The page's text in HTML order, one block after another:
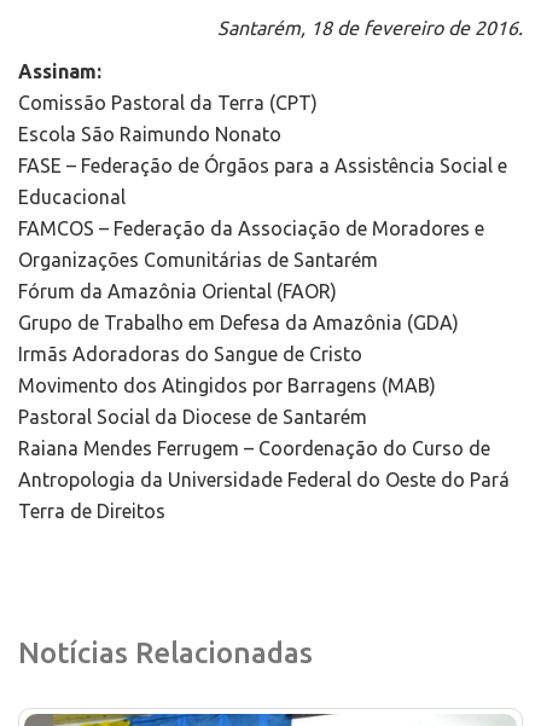
Santarém, 18 de fevereiro de 2016.
Assinam:
Comissão Pastoral da Terra (CPT)
Escola São Raimundo Nonato
FASE – Federação de Órgãos para a Assistência Social e
Educacional
FAMCOS – Federação da Associação de Moradores e
Organizações Comunitárias de Santarém
Fórum da Amazônia Oriental (FAOR)
Grupo de Trabalho em Defesa da Amazônia (GDA)
Irmãs Adoradoras do Sangue de Cristo
Movimento dos Atingidos por Barragens (MAB)
Pastoral Social da Diocese de Santarém
Raiana Mendes Ferrugem – Coordenação do Curso de
Antropologia da Universidade Federal do Oeste do Pará
Terra de Direitos
Notícias Relacionadas